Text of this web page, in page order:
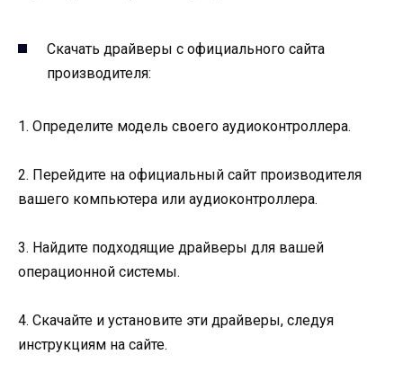
Скачать драйверы с официального сайта
производителя:
1. Определите модель своего аудиоконтроллера.
2. Перейдите на официальный сайт производителя
вашего компьютера или аудиоконтроллера.
3. Найдите подходящие драйверы для вашей
операционной системы.
4. Скачайте и установите эти драйверы, следуя
инструкциям на сайте.